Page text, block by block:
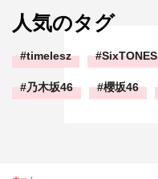
人気のタグ
timelesz SixTONES
乃木坂46 櫻坂46